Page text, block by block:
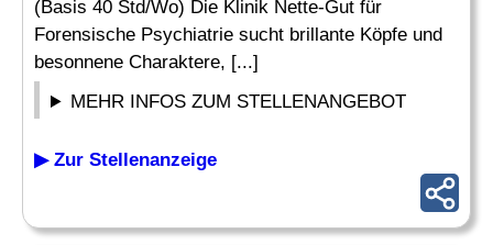
(Basis 40 Std/Wo) Die Klinik Nette-Gut für
Forensische Psychiatrie sucht brillante Köpfe und
besonnene Charaktere, [...]
MEHR INFOS ZUM STELLENANGEBOT
▶ Zur Stellenanzeige